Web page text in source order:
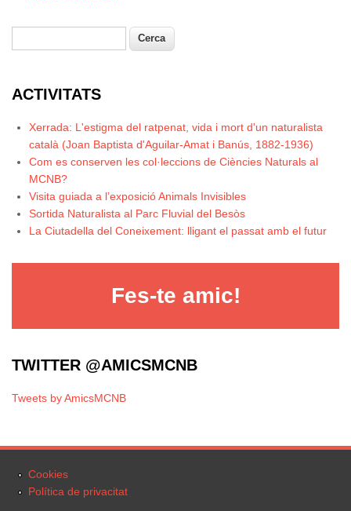
Formulari de cerca
ACTIVITATS
Xerrada: L'estigma del ratpenat, vida i mort d'un naturalista
català (Joan Baptista d'Aguilar-Amat i Banús, 1882-1936)
Com es conserven les col·leccions de Ciències Naturals al
MCNB?
Visita guiada a l’exposició Animals Invisibles
Sortida Naturalista al Parc Fluvial del Besòs
La Ciutadella del Coneixement: lligant el passat amb el futur
Fes-te amic!
TWITTER @AMICSMCNB
Tweets by AmicsMCNB
Cookies
Política de privacitat